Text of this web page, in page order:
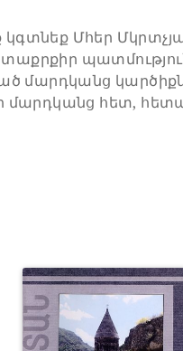
կգտնեք Մհեր
մարդկանց
մարդկանց հետ,